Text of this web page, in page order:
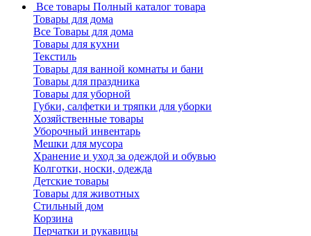
Все товары Полный каталог товара
Товары для дома
Все Товары для дома
Товары для кухни
Текстиль
Товары для ванной комнаты и бани
Товары для праздника
Товары для уборной
Губки, салфетки и тряпки для уборки
Хозяйственные товары
Уборочный инвентарь
Мешки для мусора
Хранение и уход за одеждой и обувью
Колготки, носки, одежда
Детские товары
Товары для животных
Стильный дом
Корзина
Перчатки и рукавицы